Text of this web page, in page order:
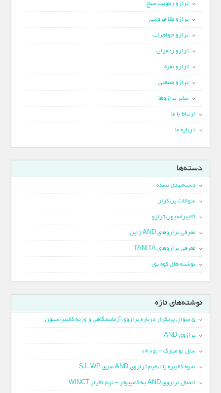
ترازو رطوبت سنج
ترازو طلا فروشی
ترازو جواهرات
ترازو زعفران
ترازو نقره
ترازو صنعتی
سایر ترازوها
ارتباط با ما
درباره ما
دسته‌ها
دسته‌بندی نشده
سوالات پرتکرار
کالیبراسیون ترازو
معرفی ترازوهای AND ژاپن
معرفی ترازوهای TANITA
نوشته های کوه نور
نوشته‌های تازه
5 سوال پرتکرار درباره ترازوی آزمایشگاهی و وزنه کالیبراسیون
ترازوی AND
سال نو مبارک – 1405
نحوه کالیبره یا تنظیم ترازوی AND سری SJ-WP
اتصال ترازوی AND به کامپیوتر – نرم افزار WINCT